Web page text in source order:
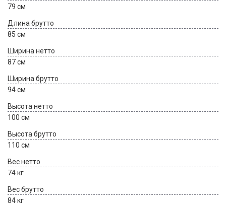
79 см
Длина брутто
85 см
Ширина нетто
87 см
Ширина брутто
94 см
Высота нетто
100 см
Высота брутто
110 см
Вес нетто
74 кг
Вес брутто
84 кг